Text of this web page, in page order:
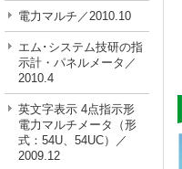
電力マルチ／2010.10
エム･システム技研の指
示計・パネルメータ／
2010.4
英文字表示 4点指示形
電力マルチメータ（形
式：54U、54UC）／
2009.12